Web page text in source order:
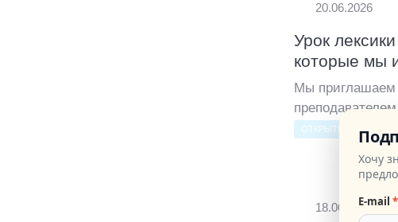
20.06.2026
Урок
которые мы
Мы приглашаем
ОТКРЫТЫЙ УРОК
18.06.2026
Хочу
E‑mail *